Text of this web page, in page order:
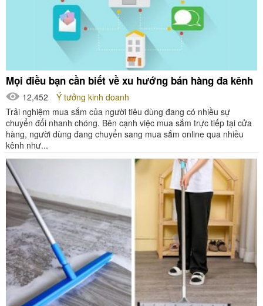
Mọi điều bạn cần biết về xu hướng bán hàng đa kênh
12,452
Ý tưởng kinh doanh
Trải nghiệm mua sắm của người tiêu dùng đang có nhiều sự
chuyển đổi nhanh chóng. Bên cạnh việc mua sắm trực tiếp tại cửa
hàng, người dùng đang chuyển sang mua sắm online qua nhiều
kênh như...